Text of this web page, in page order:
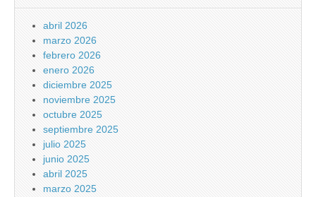
abril 2026
marzo 2026
febrero 2026
enero 2026
diciembre 2025
noviembre 2025
octubre 2025
septiembre 2025
julio 2025
junio 2025
abril 2025
marzo 2025